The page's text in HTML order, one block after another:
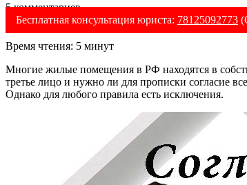
5 комментариев
Бесплатная консультация юриста: 78125092773
Время чтения: 5 минут
Многие жилые помещения в РФ находятся в
третье лицо и нужно ли для прописки согласие
Однако для любого правила есть исключения.